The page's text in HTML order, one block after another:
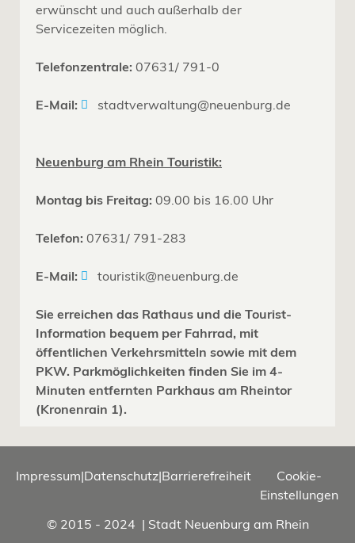
erwünscht und auch außerhalb der
Servicezeiten möglich.
Telefonzentrale: 07631/ 791-0
E-Mail: stadtverwaltung@neuenburg.de
Neuenburg am Rhein Touristik:
Montag bis Freitag: 09.00 bis 16.00 Uhr
Telefon: 07631/ 791-283
E-Mail: touristik@neuenburg.de
Sie erreichen das Rathaus und die Tourist-
Information bequem per Fahrrad, mit
öffentlichen Verkehrsmitteln sowie mit dem
PKW. Parkmöglichkeiten finden Sie im 4-
Minuten entfernten Parkhaus am Rheintor
(Kronenrain 1).
Impressum|Datenschutz|Barrierefreiheit
Cookie-
Einstellungen
© 2015 - 2024 | Stadt Neuenburg am Rhein